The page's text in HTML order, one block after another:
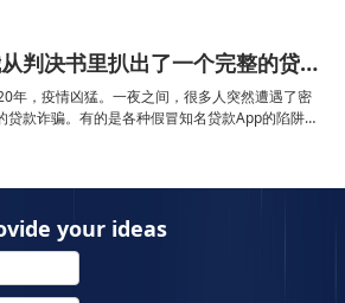
的小程序，如今摇身一变，成为了移动互联网的新
20
我从判决书里扒出了一个完整的贷款诈骗黑色产业链
年，疫情凶猛。一夜之间，很多人突然遭遇了密
贷款诈骗。有的是各种假冒知名贷款App的陷阱，
your ideas